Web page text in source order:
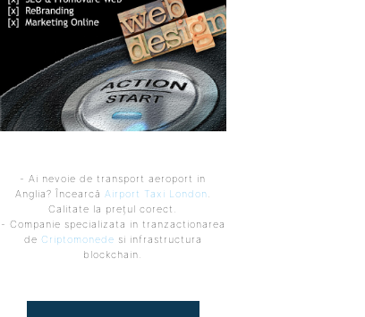
- Ai nevoie de transport aeroport in
Anglia? Încearcă Airport Taxi London.
Calitate la prețul corect.
- Companie specializata in tranzactionarea
de Criptomonede si infrastructura
blockchain.